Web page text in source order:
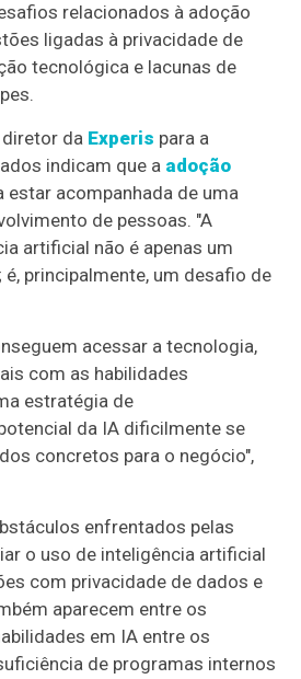
relacionados à adoção
ligadas à privacidade de
tecnológica e lacunas de
diretor da Experis para a
indicam que a adoção
estar acompanhada de uma
de pessoas. "A
artificial não é apenas um
principalmente, um desafio de
acessar a tecnologia,
com as habilidades
estratégia de
da IA dificilmente se
concretos para o negócio",
enfrentados pelas
o uso de inteligência artificial
com privacidade de dados e
aparecem entre os
em IA entre os
de programas internos